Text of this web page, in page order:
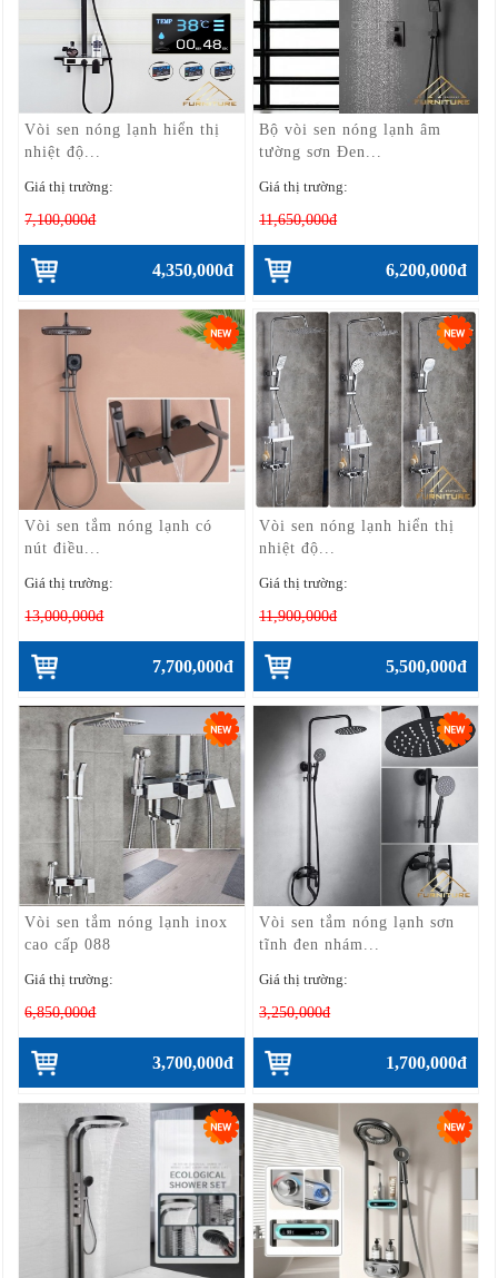
Vòi sen nóng lạnh hiển thị
nhiệt độ...
Giá thị trường:
7,100,000đ
4,350,000đ
Bộ vòi sen nóng lạnh âm
tường sơn Đen...
Giá thị trường:
11,650,000đ
6,200,000đ
Vòi sen tắm nóng lạnh có
nút điều...
Giá thị trường:
13,000,000đ
7,700,000đ
Vòi sen nóng lạnh hiển thị
nhiệt độ...
Giá thị trường:
11,900,000đ
5,500,000đ
Vòi sen tắm nóng lạnh inox
cao cấp 088
Giá thị trường:
6,850,000đ
3,700,000đ
Vòi sen tắm nóng lạnh sơn
tĩnh đen nhám...
Giá thị trường:
3,250,000đ
1,700,000đ